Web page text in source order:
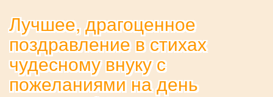
Лучшее, драгоценное
поздравление в стихах
чудесному внуку с
пожеланиями на день